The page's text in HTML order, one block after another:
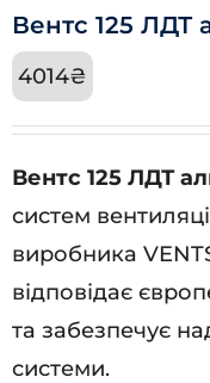
Вентс 125 ЛДТ
4014₴
Вентс 125 ЛДТ
систем
виробника
відповідає
та забезпечує
системи.